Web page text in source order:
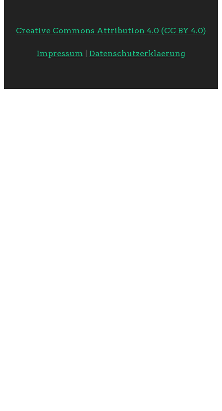
Creative Commons Attribution 4.0 (CC BY 4.0)
Impressum Datenschutzerklaerung